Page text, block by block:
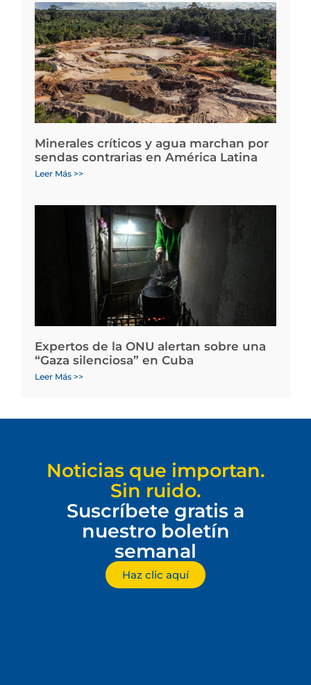
Minerales críticos y agua marchan por
sendas contrarias en América Latina
Leer Más >>
Expertos de la ONU alertan sobre una
“Gaza silenciosa” en Cuba
Leer Más >>
Noticias que importan.
Sin ruido.
Suscríbete gratis a
nuestro boletín
semanal
Haz clic aquí